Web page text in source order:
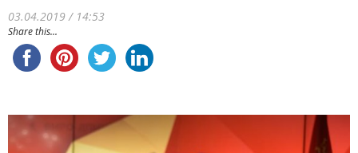
03.04.2019 / 14:53
Share this...